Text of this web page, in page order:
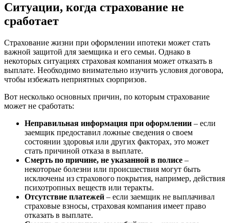
Ситуации, когда страхование не
сработает
Страхование жизни при оформлении ипотеки может стать
важной защитой для заемщика и его семьи. Однако в
некоторых ситуациях страховая компания может отказать в
выплате. Необходимо внимательно изучить условия договора,
чтобы избежать неприятных сюрпризов.
Вот несколько основных причин, по которым страхование
может не сработать:
Неправильная информация при оформлении – если
заемщик предоставил ложные сведения о своем
состоянии здоровья или других факторах, это может
стать причиной отказа в выплате.
Смерть по причине, не указанной в полисе –
некоторые болезни или происшествия могут быть
исключены из страхового покрытия, например, действия
психотропных веществ или теракты.
Отсутствие платежей – если заемщик не выплачивал
страховые взносы, страховая компания имеет право
отказать в выплате.